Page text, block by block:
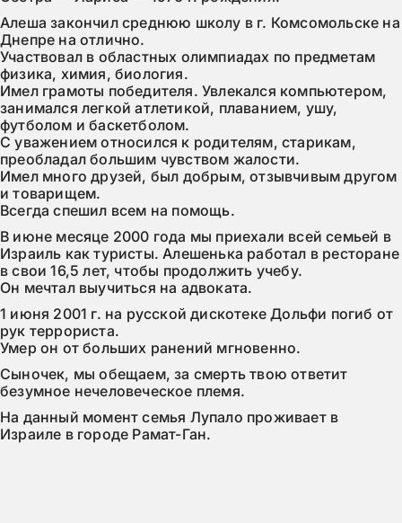
Алеша закончил среднюю школу в г. Комсомольске на
Днепре на отлично.
Участвовал в областных олимпиадах по предметам
физика, химия, биология.
Имел грамоты победителя. Увлекался компьютером,
занимался легкой атлетикой, плаванием, ушу,
футболом и баскетболом.
С уважением относился к родителям, старикам,
преобладал большим чувством жалости.
Имел много друзей, был добрым, отзывчивым другом
и товарищем.
Всегда спешил всем на помощь.
В июне месяце 2000 года мы приехали всей семьей в
Израиль как туристы. Алешенька работал в ресторане
в свои 16,5 лет, чтобы продолжить учебу.
Он мечтал выучиться на адвоката.
1 июня 2001 г. на русской дискотеке Дольфи погиб от
рук террориста.
Умер он от больших ранений мгновенно.
Сыночек, мы обещаем, за смерть твою ответит
безумное нечеловеческое племя.
На данный момент семья Лупало проживает в
Израиле в городе Рамат-Ган.